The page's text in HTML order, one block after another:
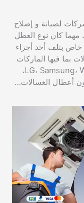
لصيانة و إصلاح
مهما كان نوع العطل
خاص بتلف أحد أجزاء
بما فيها الماركات
العالمية و المحلية مثل غسالات LG، Samsung، Wansa،
أعطال الغسالات…